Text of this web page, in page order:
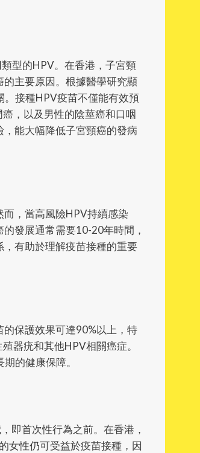
型的HPV。在香港，子宮頸
主要原因。根據醫學研究顯
接種HPV疫苗不僅能有效預
，以及男性的陰莖癌和口咽
能大幅降低子宮頸癌的發病
，當高風險HPV持續感染
發展通常需要10-20年時間，
有助於理解疫苗接種的重要
保護效果可達90%以上，特
器疣和其他HPV相關癌症。
的健康保障。
即首次性行為之前。在香港，
女性仍可受益於疫苗接種，因